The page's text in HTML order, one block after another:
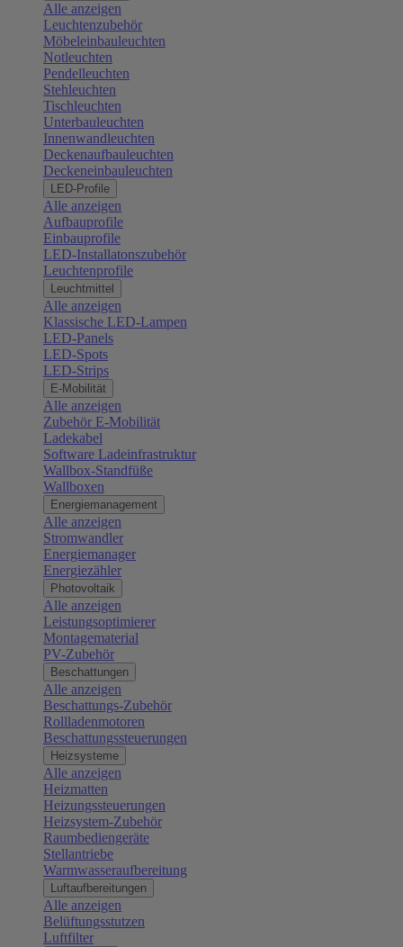
Alle anzeigen
Leuchtenzubehör
Möbeleinbauleuchten
Notleuchten
Pendelleuchten
Stehleuchten
Tischleuchten
Unterbauleuchten
Innenwandleuchten
Deckenaufbauleuchten
Deckeneinbauleuchten
LED-Profile
Alle anzeigen
Aufbauprofile
Einbauprofile
LED-Installatonszubehör
Leuchtenprofile
Leuchtmittel
Alle anzeigen
Klassische LED-Lampen
LED-Panels
LED-Spots
LED-Strips
E-Mobilität
Alle anzeigen
Zubehör E-Mobilität
Ladekabel
Software Ladeinfrastruktur
Wallbox-Standfüße
Wallboxen
Energiemanagement
Alle anzeigen
Stromwandler
Energiemanager
Energiezähler
Photovoltaik
Alle anzeigen
Leistungsoptimierer
Montagematerial
PV-Zubehör
Beschattungen
Alle anzeigen
Beschattungs-Zubehör
Rollladenmotoren
Beschattungssteuerungen
Heizsysteme
Alle anzeigen
Heizmatten
Heizungssteuerungen
Heizsystem-Zubehör
Raumbediengeräte
Stellantriebe
Warmwasseraufbereitung
Luftaufbereitungen
Alle anzeigen
Belüftungsstutzen
Luftfilter